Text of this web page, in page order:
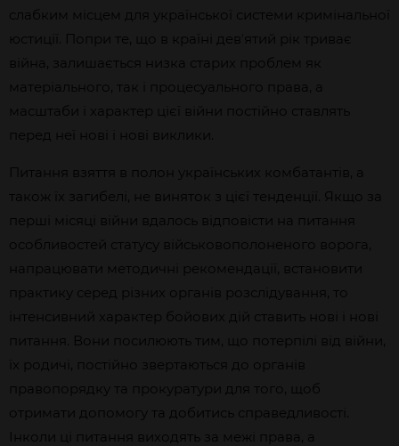
слабким місцем для української системи кримінальної
юстиції. Попри те, що в країні девʼятий рік триває
війна, залишається низка старих проблем як
матеріального, так і процесуального права, а
масштаби і характер цієї війни постійно ставлять
перед неї нові і нові виклики.
Питання взяття в полон українських комбатантів, а
також їх загибелі, не виняток з цієї тенденції. Якщо за
перші місяці війни вдалось відповісти на питання
особливостей статусу військовополоненого ворога,
напрацювати методичні рекомендації, встановити
практику серед різних органів розслідування, то
інтенсивний характер бойових дій ставить нові і нові
питання. Вони посилюють тим, що потерпілі від війни,
їх родичі, постійно звертаються до органів
правопорядку та прокуратури для того, щоб
отримати допомогу та добитись справедливості.
Інколи ці питання виходять за межі права, а